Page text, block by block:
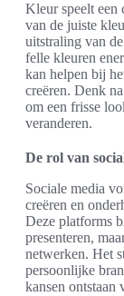
Kleur speelt een
van de juiste
uitstraling van
felle kleuren
kan helpen bij
creëren. Denk
om een frisse
veranderen.
De rol van
Sociale media
creëren en
Deze platforms
presenteren,
netwerken. Het
persoonlijke
kansen ontstaan